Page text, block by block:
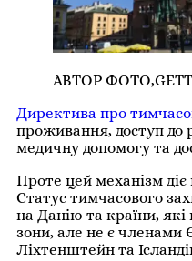
АВТОР ФОТО,
Директива про
проживання, доступ до
медичну допомогу та
Проте цей механізм діє
Статус тимчасового
на Данію та країни,
зони, але не є
Ліхтенштейн та